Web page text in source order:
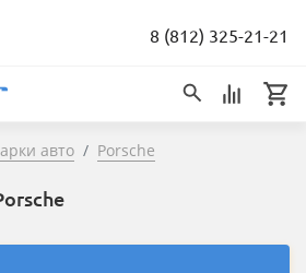
8 (812) 325-21-21
авто Porsche